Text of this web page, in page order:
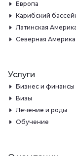
Европа
Карибский
Латинская
Северная Америка
Услуги
Бизнес и финансы
Визы
Лечение и роды
Обучение